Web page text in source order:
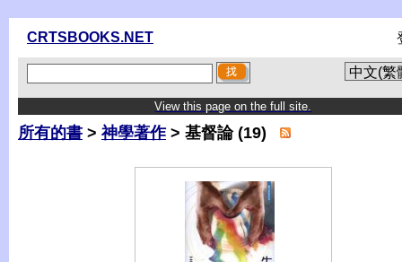
CRTSBOOKS.NET
View this page on the full site.
所有的書 > 神學著作> 基督論 (19)